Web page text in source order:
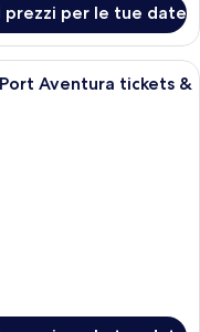
prezzi per le tue date
da letto con un letto,
Aventura tickets &